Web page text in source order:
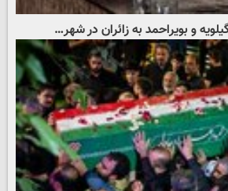
و بویراحمد به زائران در شهر…